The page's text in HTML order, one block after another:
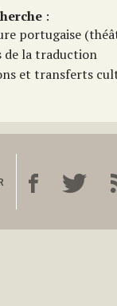
:
portugaise
de la traduction
et transferts